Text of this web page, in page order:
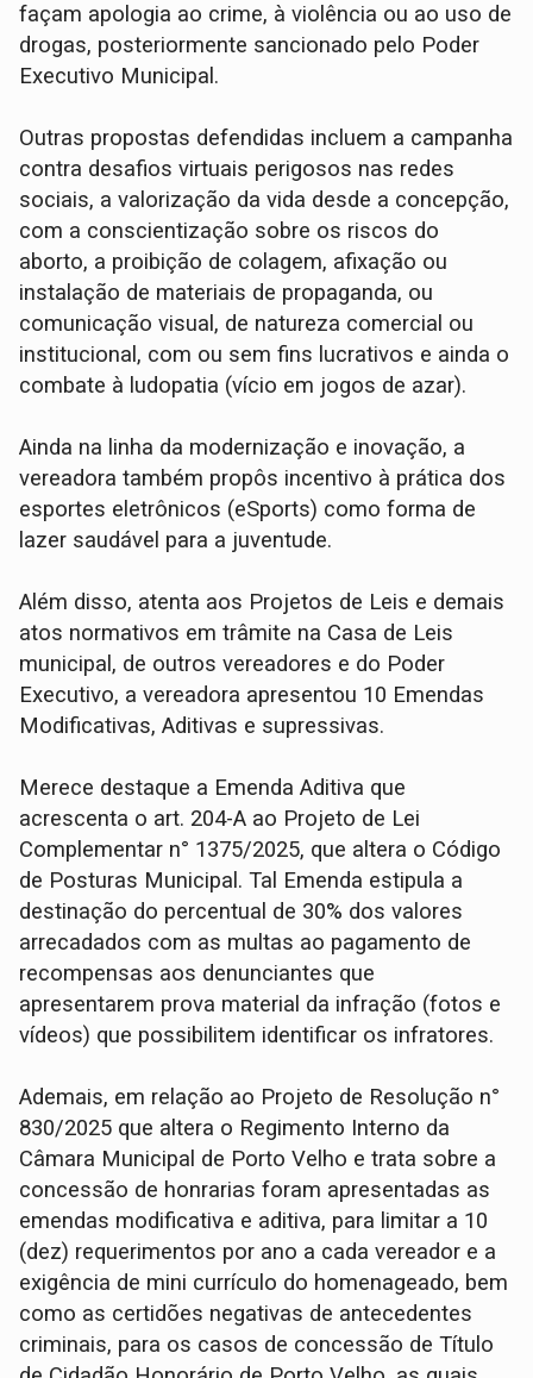
façam apologia ao crime, à violência ou ao uso de
drogas, posteriormente sancionado pelo Poder
Executivo Municipal.
Outras propostas defendidas incluem a campanha
contra desafios virtuais perigosos nas redes
sociais, a valorização da vida desde a concepção,
com a conscientização sobre os riscos do
aborto, a proibição de colagem, afixação ou
instalação de materiais de propaganda, ou
comunicação visual, de natureza comercial ou
institucional, com ou sem fins lucrativos e ainda o
combate à ludopatia (vício em jogos de azar).
Ainda na linha da modernização e inovação, a
vereadora também propôs incentivo à prática dos
esportes eletrônicos (eSports) como forma de
lazer saudável para a juventude.
Além disso, atenta aos Projetos de Leis e demais
atos normativos em trâmite na Casa de Leis
municipal, de outros vereadores e do Poder
Executivo, a vereadora apresentou 10 Emendas
Modificativas, Aditivas e supressivas.
Merece destaque a Emenda Aditiva que
acrescenta o art. 204-A ao Projeto de Lei
Complementar n° 1375/2025, que altera o Código
de Posturas Municipal. Tal Emenda estipula a
destinação do percentual de 30% dos valores
arrecadados com as multas ao pagamento de
recompensas aos denunciantes que
apresentarem prova material da infração (fotos e
vídeos) que possibilitem identificar os infratores.
Ademais, em relação ao Projeto de Resolução n°
830/2025 que altera o Regimento Interno da
Câmara Municipal de Porto Velho e trata sobre a
concessão de honrarias foram apresentadas as
emendas modificativa e aditiva, para limitar a 10
(dez) requerimentos por ano a cada vereador e a
exigência de mini currículo do homenageado, bem
como as certidões negativas de antecedentes
criminais, para os casos de concessão de Título